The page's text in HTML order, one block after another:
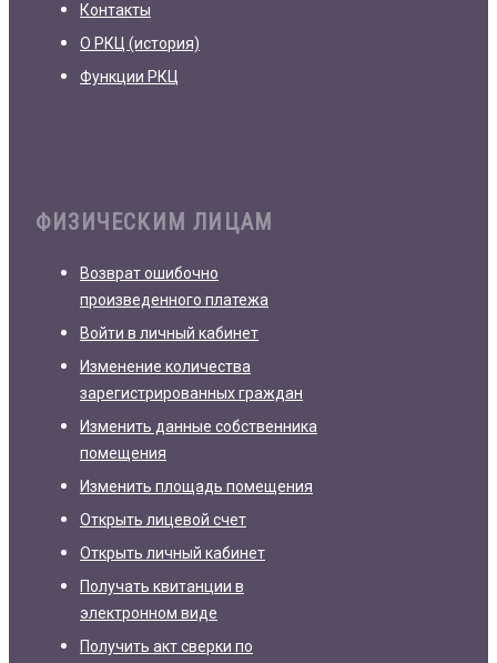
Контакты
О РКЦ (история)
Функции РКЦ
ФИЗИЧЕСКИМ ЛИЦАМ
Возврат ошибочно
произведенного платежа
Войти в личный кабинет
Изменение количества
зарегистрированных граждан
Изменить данные собственника
помещения
Изменить площадь помещения
Открыть лицевой счет
Открыть личный кабинет
Получать квитанции в
электронном виде
Получить акт сверки по